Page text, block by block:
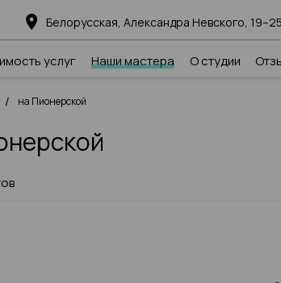
Белорусская, Александра Невского, 19–25
услуг Наши мастера О студии
/ на Пионерской